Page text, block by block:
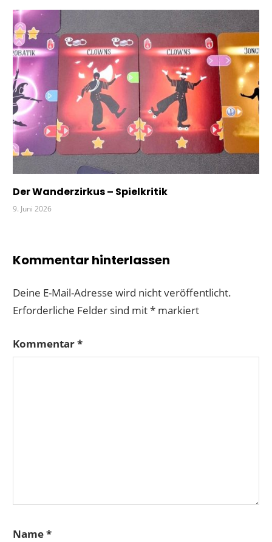
Der Wanderzirkus – Spielkritik
9. Juni 2026
Kommentar hinterlassen
Deine E-Mail-Adresse wird nicht veröffentlicht.
Erforderliche Felder sind mit* markiert
Kommentar*
Name*